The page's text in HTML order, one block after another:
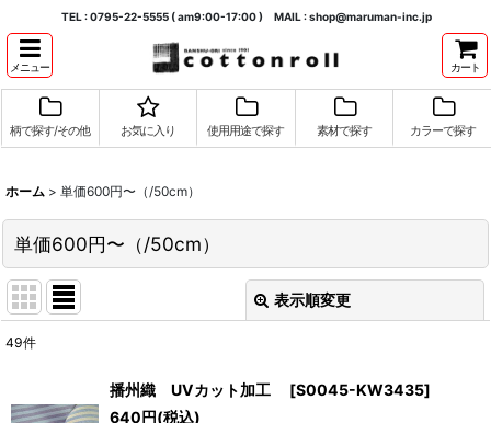
TEL : 0795-22-5555 ( am9:00-17:00 ) MAIL : shop@maruman-inc.jp
メニュー カート
柄で探す/その他 お気に入り 使用用途で探す 素材で探す カラーで探す
ホーム > 単価600円〜（/50cm）
単価600円〜（/50cm）
表示順変更
49件
播州織 UVカット加工 [S0045-KW3435]
640円(税込)